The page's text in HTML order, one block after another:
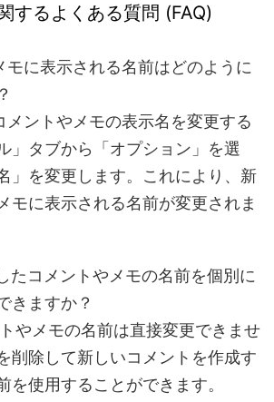
するよくある質問 (FAQ)
モに表示される名前はどのように
メントやメモの表示名を変更する
」タブから「オプション」を選
」を変更します。これにより、新
モに表示される名前が変更されま
たコメントやメモの名前を個別に
きますか？
やメモの名前は直接変更できませ
削除して新しいコメントを作成す
を使用することができます。